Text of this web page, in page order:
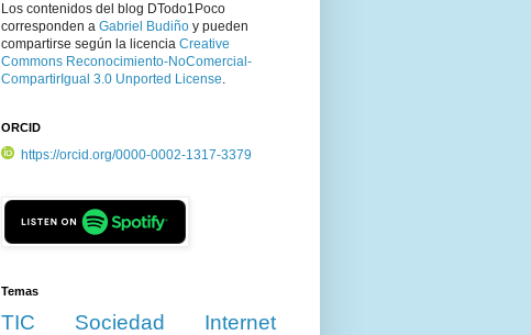
Los contenidos del blog DTodo1Poco
corresponden a Gabriel Budiño y pueden
compartirse según la licencia Creative
Commons Reconocimiento-NoComercial-
CompartirIgual 3.0 Unported License.
ORCID
https://orcid.org/0000-0002-1317-3379
Temas
TIC Sociedad
Internet